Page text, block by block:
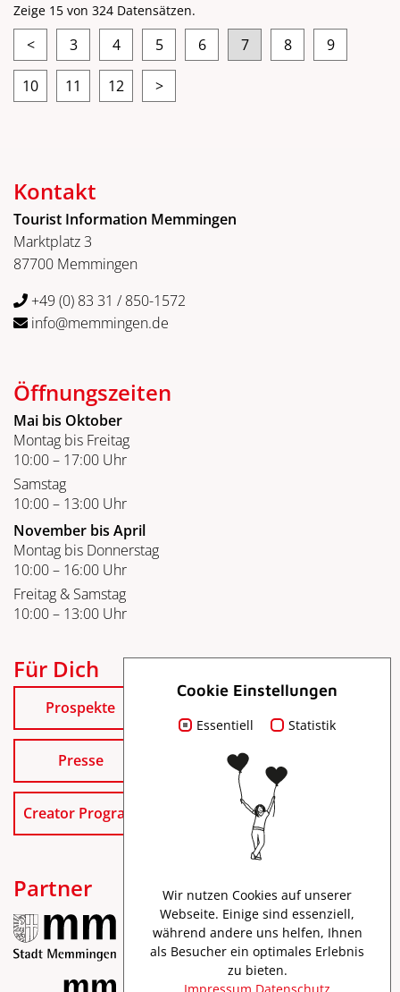
Zeige 15 von 324 Datensätzen.
< 3 4 5 6 7 8 9
10 11 12 >
Kontakt
Tourist Information Memmingen
Marktplatz 3
87700 Memmingen
+49 (0) 83 31 / 850-1572
info@memmingen.de
Öffnungszeiten
Mai bis Oktober
Montag bis Freitag
10:00 – 17:00 Uhr
Samstag
10:00 – 13:00 Uhr
November bis April
Montag bis Donnerstag
10:00 – 16:00 Uhr
Freitag & Samstag
10:00 – 13:00 Uhr
Für Dich
Prospekte
Presse
Creator Program
Partner
Cookie Einstellungen
Essentiell Statistik
Wir nutzen Cookies auf unserer
Webseite. Einige sind essenziell,
während andere uns helfen, Ihnen
als Besucher ein optimales Erlebnis
zu bieten.